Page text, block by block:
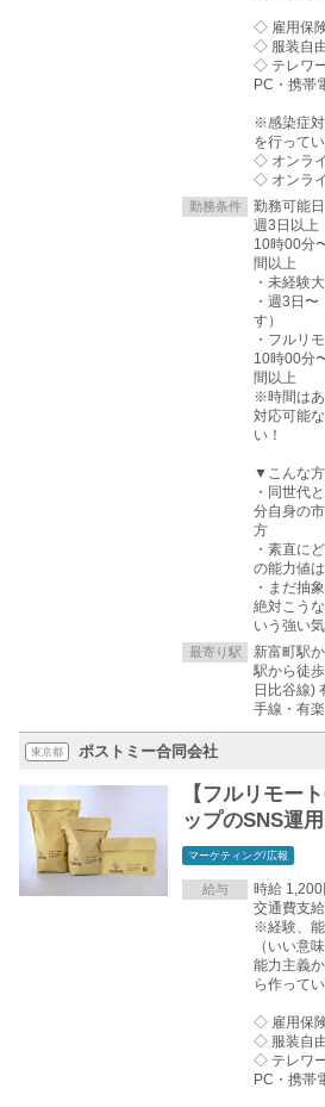
◇ 雇用保
◇ 服装自
◇ テレワ
PC・携帯
※感染症
を行って
◇ オンラ
◇ オンラ
勤務条件
勤務可能
週3日以上
10時00分
間以上
・未経験
・週3日
す）
・フルリ
10時00分
間以上
※時間はあ
対応可能
い！
▼こんな方
・同世代
分自身の
方
・素直に
の能力値は
・まだ抽
絶対こう
いう強い
最寄り駅
新富町駅
駅から徒
日比谷線)
手線・有
東京都 ポストミー合同会社
【フルリモー
ップのSNS運
マーケティング/広報
給与
時給
交通費支
※経験、能
（いい意
能力主義
ら作って
◇ 雇用保
◇ 服装自
◇ テレワ
PC・携帯